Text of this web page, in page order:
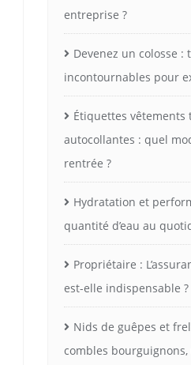
entreprise ?
Devenez un colosse :
incontournables pour
Étiquettes vêtements
autocollantes : quel
rentrée ?
Hydratation et
quantité d’eau au
Propriétaire :
est-elle indispensable ?
Nids de guêpes et
combles